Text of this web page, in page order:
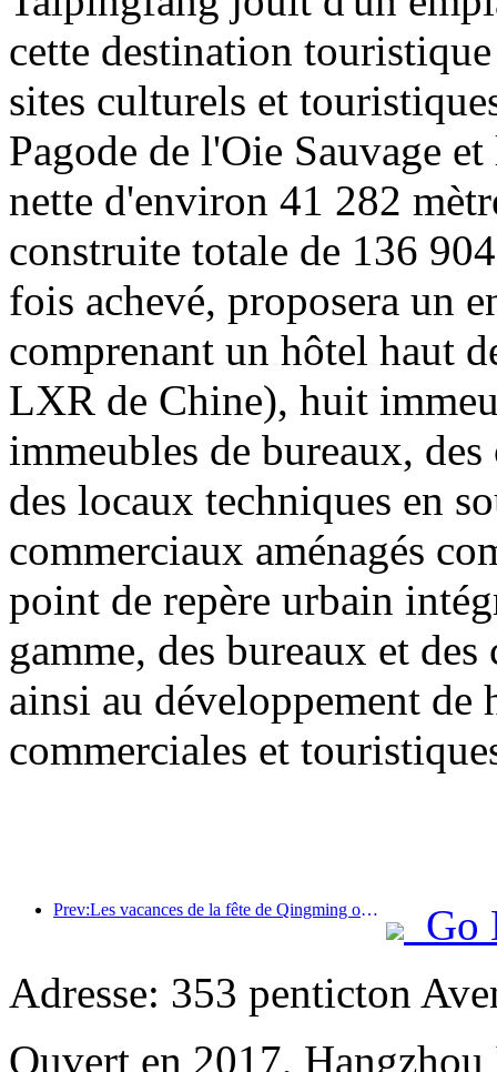
cette destination
sites culturels et
Pagode de l'Oie Sauvage
nette d'environ 41 282
construite totale de 136
fois achevé, proposera un
comprenant un hôtel haut
LXR de Chine), huit
immeubles de bureaux, des
des locaux techniques en
commerciaux aménagés
point de repère urbain
gamme, des bureaux et
ainsi au développement de
commerciales et
Prev:Les vacances de la fête de Qingming ont entraîné une forte hausse des voyages en raison des congés prolongés, les excursions et l'observation des fleurs ayant stimulé le nombre de visiteurs dans de nombreuses villes.
Go
Adresse: 353 penticton
Ouvert en 2017,